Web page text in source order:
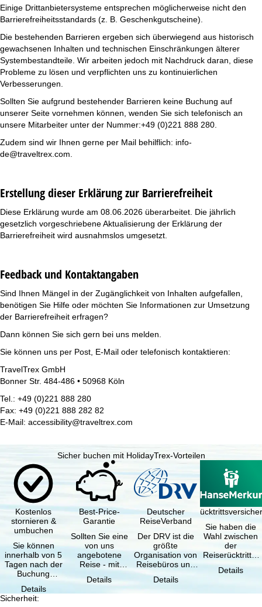
Einige Drittanbietersysteme entsprechen möglicherweise nicht den
Barrierefreiheitsstandards (z. B. Geschenkgutscheine).
Die bestehenden Barrieren ergeben sich überwiegend aus historisch
gewachsenen Inhalten und technischen Einschränkungen älterer
Systembestandteile. Wir arbeiten jedoch mit Nachdruck daran, diese
Probleme zu lösen und verpflichten uns zu kontinuierlichen
Verbesserungen.
Sollten Sie aufgrund bestehender Barrieren keine Buchung auf
unserer Seite vornehmen können, wenden Sie sich telefonisch an
unsere Mitarbeiter unter der Nummer:+49 (0)221 888 280.
Zudem sind wir Ihnen gerne per Mail behilflich: info-
de@traveltrex.com.
Erstellung dieser Erklärung zur Barrierefreiheit
Diese Erklärung wurde am 08.06.2026 überarbeitet. Die jährlich
gesetzlich vorgeschriebene Aktualisierung der Erklärung der
Barrierefreiheit wird ausnahmslos umgesetzt.
Feedback und Kontaktangaben
Sind Ihnen Mängel in der Zugänglichkeit von Inhalten aufgefallen,
benötigen Sie Hilfe oder möchten Sie Informationen zur Umsetzung
der Barrierefreiheit erfragen?
Dann können Sie sich gern bei uns melden.
Sie können uns per Post, E-Mail oder telefonisch kontaktieren:
TravelTrex GmbH
Bonner Str. 484-486 • 50968 Köln
Tel.: +49 (0)221 888 280
Fax: +49 (0)221 888 282 82
E-Mail: accessibility@traveltrex.com
Sicher buchen mit HolidayTrex-Vorteilen
Kostenlos
stornieren &
umbuchen
Sie können
innerhalb von 5
Tagen nach der
Buchung
zurücktreten, …
Details
Best-Price-
Garantie
Sollten Sie eine
von uns
angebotene
Reise - mit
Verfügbarkeit
und …
Details
Deutscher
ReiseVerband
Der DRV ist die
größte
Organisation von
Reisebüros und
Reiseveranstaltern
in …
Details
Sie haben die
Wahl zwischen
der
Reiserücktritts-
Versicherung
(inklusive …
Details
Sicherheit: